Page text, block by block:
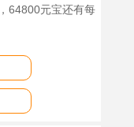
64800元宝还有每